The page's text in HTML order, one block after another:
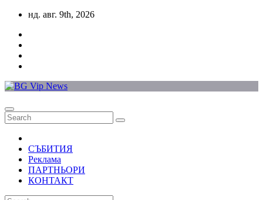
Skip
content
нд. авг. 9th, 2026
СЪБИТИЯ
Реклама
ПАРТНЬОРИ
КОНТАКТ